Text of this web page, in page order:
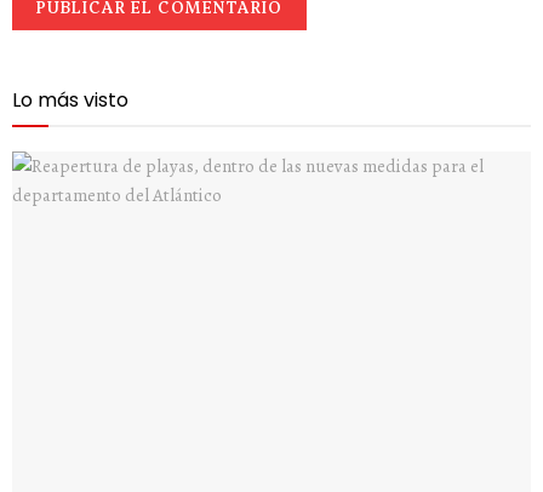
Lo más visto